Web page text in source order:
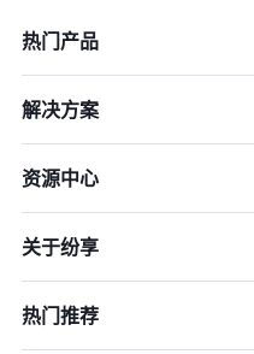
热门产品
解决方案
资源中心
关于纷享
热门推荐